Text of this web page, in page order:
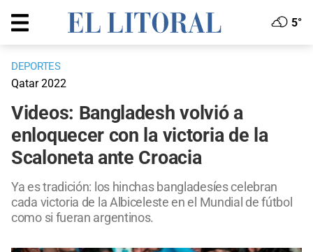
5°
DEPORTES
Qatar 2022
Videos: Bangladesh volvió a
enloquecer con la victoria de la
Scaloneta ante Croacia
Ya es tradición: los hinchas bangladesíes celebran
cada victoria de la Albiceleste en el Mundial de fútbol
como si fueran argentinos.